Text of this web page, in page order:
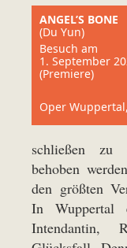
ANGEL’S BONE
(Du Yun)
Besuch am
1. September
(Premiere)
Oper
schließen zu
behoben
den größten
In
Intendantin,